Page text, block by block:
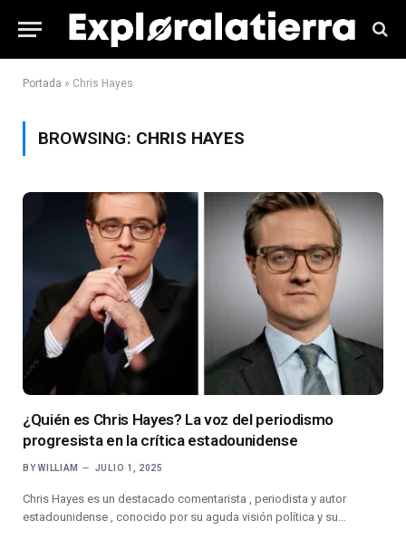
Portada » Chris Hayes
BROWSING: CHRIS HAYES
¿Quién es Chris Hayes? La voz del periodismo
progresista en la crítica estadounidense
BY WILLIAM JULIO 1, 2025
Chris Hayes es un destacado comentarista , periodista y autor
estadounidense , conocido por su aguda visión política y su…